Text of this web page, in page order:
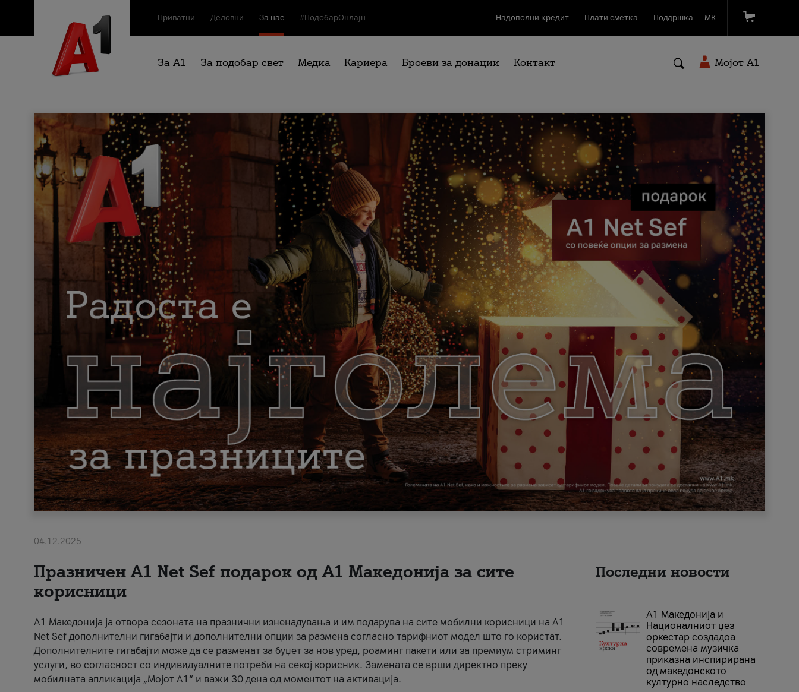
Приватни Деловни За нас #ПодобарОнлајн Надополни кредит Плати сметка Поддршка МК
За А1 За подобар свет Медиа Кариера Броеви за донации Контакт Мојот A1
04.12.2025
Празничен A1 Net Sеf подарок од А1 Македонија за сите
корисници
А1 Македонија ја отвора сезоната на празнични изненадувања и им подарува на сите мобилни корисници на A1
Net Sef дополнителни гигабајти и дополнителни опции за размена согласно тарифниот модел што го користат.
Дополнителните гигабајти може да се разменат за буџет за нов уред, роаминг пакети или за премиум стриминг
услуги, во согласност со индивидуалните потреби на секој корисник. Замената се врши директно преку
мобилната апликација „Мојот А1“ и важи 30 дена од моментот на активација.
Последни новости
А1 Македонија и
Националниот џез
оркестар создадоа
современа музичка
приказна инспирирана
од македонското
културно наследство